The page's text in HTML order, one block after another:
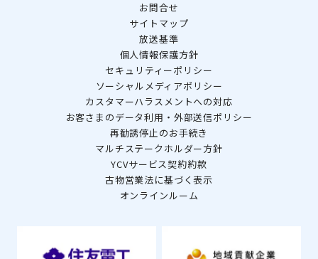
お問合せ
サイトマップ
放送基準
個人情報保護方針
セキュリティーポリシー
ソーシャルメディアポリシー
カスタマーハラスメントへの対応
お客さまのデータ利用・外部送信ポリシー
再勧誘停止のお手続き
マルチステークホルダー方針
YCVサービス契約約款
古物営業法に基づく表示
オンラインルーム